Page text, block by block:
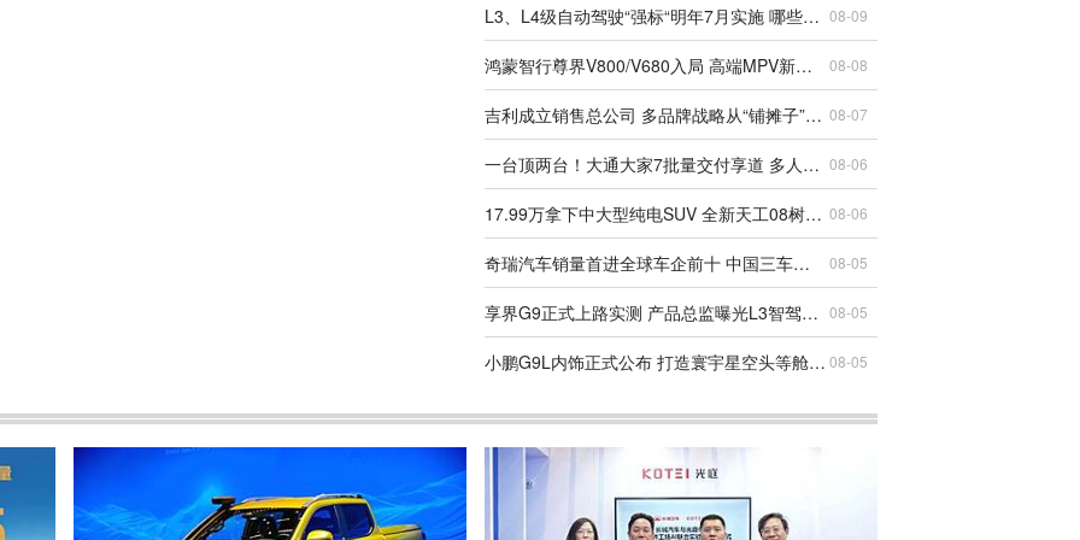
L3、L4级自动驾驶“强标“明年7月实施 哪些玩家率先获得了入场券？ 08-09
鸿蒙智行尊界V800/V680入局 高端MPV新答案？ 08-08
吉利成立销售总公司 多品牌战略从“铺摊子”到“收口子” 08-07
一台顶两台！大通大家7批量交付享道 多人出行有了新选择 08-06
17.99万拿下中大型纯电SUV 全新天工08树立新标杆 08-06
奇瑞汽车销量首进全球车企前十 中国三车企齐聚Top10创历史 08-05
享界G9正式上路实测 产品总监曝光L3智驾重磅标识 08-05
小鹏G9L内饰正式公布 打造寰宇星空头等舱智能座舱 08-05